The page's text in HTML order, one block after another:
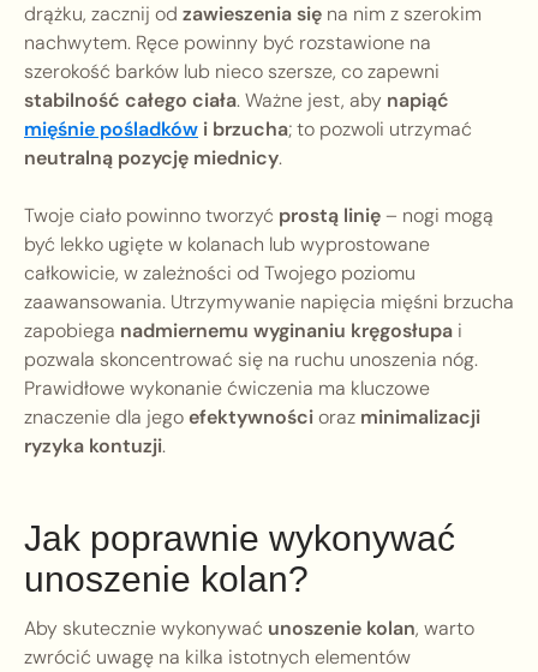
drążku, zacznij od zawieszenia się na nim z szerokim
nachwytem. Ręce powinny być rozstawione na
szerokość barków lub nieco szersze, co zapewni
stabilność całego ciała. Ważne jest, aby napiąć
mięśnie pośladków i brzucha; to pozwoli utrzymać
neutralną pozycję miednicy.
Twoje ciało powinno tworzyć prostą linię– nogi mogą
być lekko ugięte w kolanach lub wyprostowane
całkowicie, w zależności od Twojego poziomu
zaawansowania. Utrzymywanie napięcia mięśni brzucha
zapobiega nadmiernemu wyginaniu kręgosłupa i
pozwala skoncentrować się na ruchu unoszenia nóg.
Prawidłowe wykonanie ćwiczenia ma kluczowe
znaczenie dla jegoefektywnościoraz minimalizacji
ryzyka kontuzji.
Jak poprawnie wykonywać
unoszenie kolan?
Aby skutecznie wykonywać unoszenie kolan, warto
zwrócić uwagę na kilka istotnych elementów